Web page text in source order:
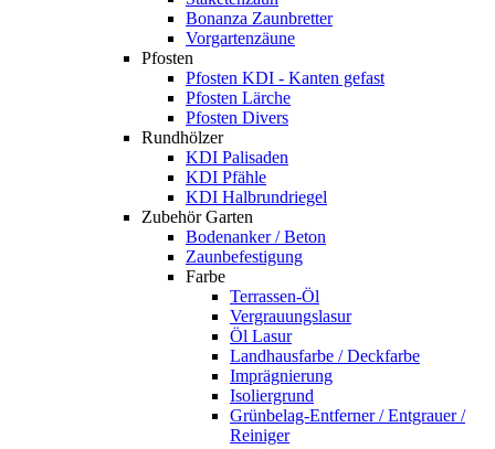
Bonanza Zaunbretter
Vorgartenzäune
Pfosten
Pfosten KDI - Kanten gefast
Pfosten Lärche
Pfosten Divers
Rundhölzer
KDI Palisaden
KDI Pfähle
KDI Halbrundriegel
Zubehör Garten
Bodenanker / Beton
Zaunbefestigung
Farbe
Terrassen-Öl
Vergrauungslasur
Öl Lasur
Landhausfarbe / Deckfarbe
Imprägnierung
Isoliergrund
Grünbelag-Entferner / Entgrauer /
Reiniger